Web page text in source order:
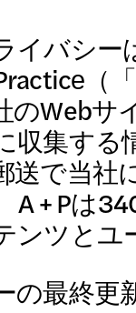
イバシー
（
のWebサ
収集する
送で当社
A + Pは
ンツとユ
最終更